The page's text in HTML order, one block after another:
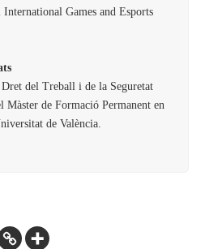
Games and Esports
del Treball i de la Seguretat
Màster de Formació Permanent en
de València.